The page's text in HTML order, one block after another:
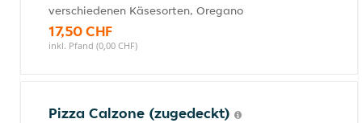
verschiedenen Käsesorten, Oregano
17,50 CHF
inkl. Pfand (0,00 CHF)
Pizza Calzone (zugedeckt)